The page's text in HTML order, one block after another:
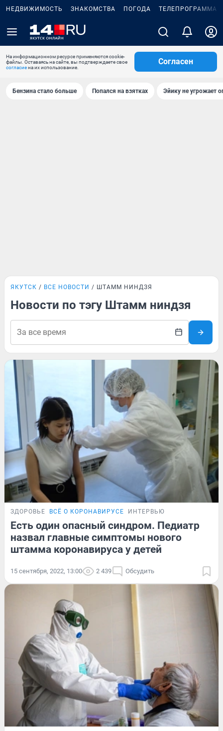
НЕДВИЖИМОСТЬ ЗНАКОМСТВА ПОГОДА ТЕЛЕПРОГРАММА
На информационном ресурсе применяются cookie-
файлы. Оставаясь на сайте, вы подтверждаете свое
согласиена их использование.
Согласен
Бензина стало больше Попался на взятках Эйику не угрожает
ЯКУТСК ВСЕ НОВОСТИ ШТАММ НИНДЗЯ
Новости по тэгу Штамм ниндзя
ЗДОРОВЬЕ ВСЁ О КОРОНАВИРУСЕ ИНТЕРВЬЮ
Есть один опасный синдром. Педиатр
назвал главные симптомы нового
штамма коронавируса у детей
15 сентября, 2022, 13:00 2 439 Обсудить